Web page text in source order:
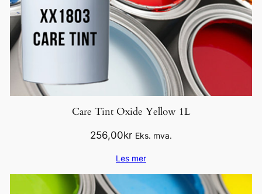
Care Tint Oxide Yellow 1L
256,00kr Eks. mva.
Les mer